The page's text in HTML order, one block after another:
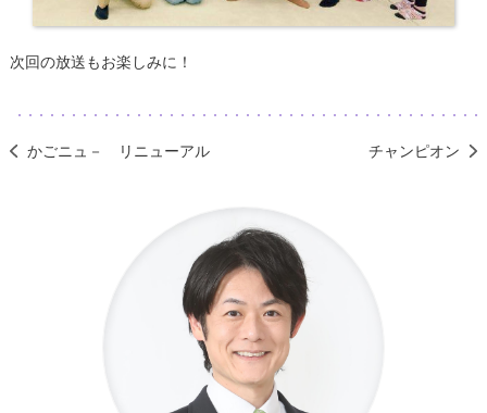
次回の放送もお楽しみに！
かごニュ－ リニューアル チャンピオン